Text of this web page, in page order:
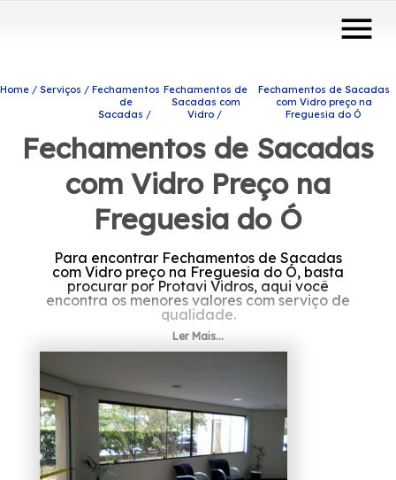
menu
Home Serviços
Fechamentos
de
Sacadas
Fechamentos de
Sacadas com
Vidro
Fechamentos de Sacadas
com Vidro preço na
Freguesia do Ó
Fechamentos de Sacadas
com Vidro Preço na
Freguesia do Ó
Para encontrar Fechamentos de Sacadas
com Vidro preço na Freguesia do Ó, basta
procurar por Protavi Vidros, aqui você
encontra os menores valores com serviço de
qualidade.
Se está precisando de Fechamentos de
Sacadas com Vidro preço na Freguesia do Ó,
Conte com a Protavi Vidros e tenha a solução
que você busca do setor de engenharia de
vidros, são diversas opções de produtos e
serviços oferecidas, como envidraçamento
de sacadas, box para banheiros e portas de
vidro. Leve mais modernidade e beleza para
o seu ambiente contando com nossos
serviços, fale conosco.
Ler Mais...